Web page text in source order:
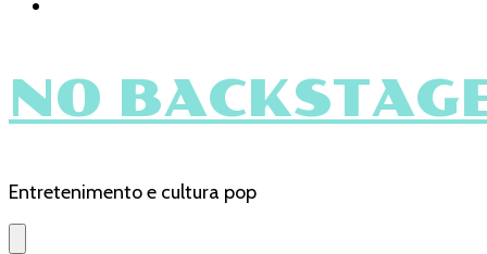
NO
Entretenimento e cultura pop